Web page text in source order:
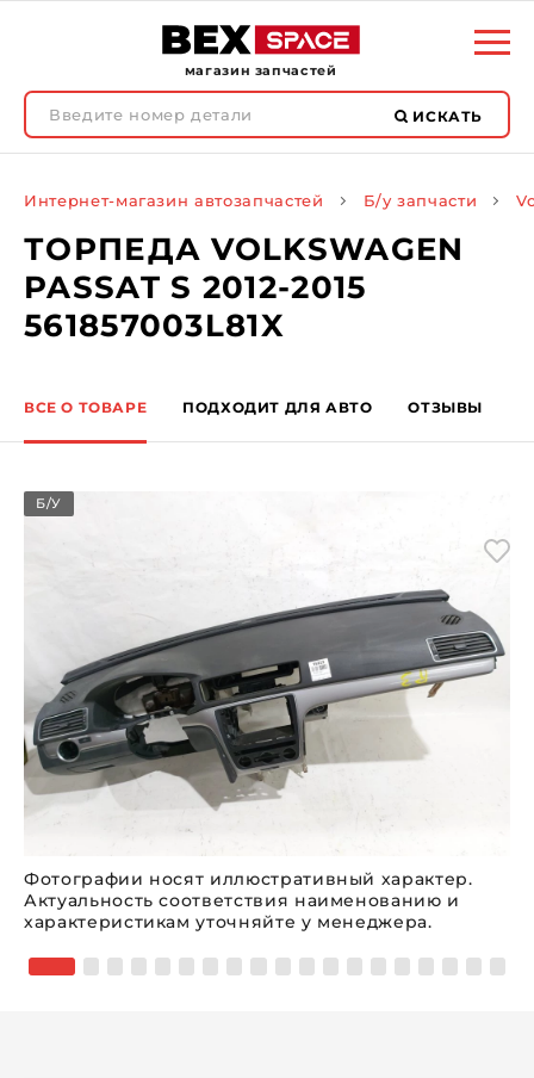
магазин запчастей
ИСКАТЬ
Интернет-магазин автозапчастей Б/у запчасти
ТОРПЕДА VOLKSWAGEN
PASSAT S 2012-2015
561857003L81X
ВСЕ О ТОВАРЕ ПОДХОДИТ ДЛЯ АВТО ОТЗЫВЫ
Б/У
Фотографии носят иллюстративный характер.
Актуальность соответствия наименованию и
характеристикам уточняйте у менеджера.